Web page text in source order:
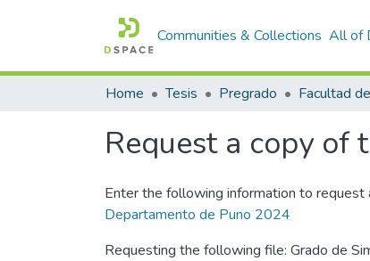
Communities & Collections All of
Home Tesis Pregrado
Request a copy of
Enter the following information to
Departamento de Puno 2024
Requesting the following file: Grado de